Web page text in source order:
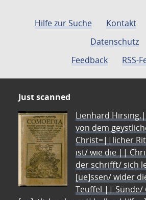
Hilfe zur Suche Kontakt
Datenschutz
Feedback
RSS-
Just scanned
Lienhard
von dem
Christ=||licher
ist/ wie die ||
der schrifft/ sich
[ue]ssen/ wider
Teuffel || Sünde/